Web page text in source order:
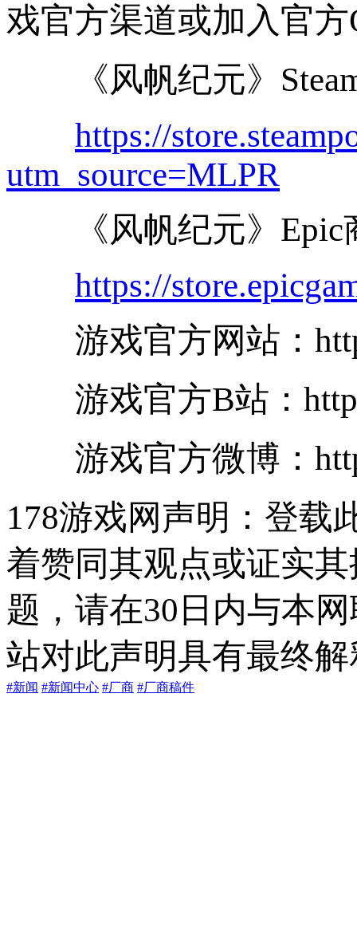
戏官方渠道或加入官方
《风帆纪元》
https://
utm_source=MLPR
《风帆纪元》 Epic
https://
游戏官方网站：
游戏官方B站：
游戏官方微博：
178游戏网声明：登载
着赞同其观点或证实
题，请在30日内与本
站对此声明具有最终
#新闻 #新闻中心 #厂商 #厂商稿件